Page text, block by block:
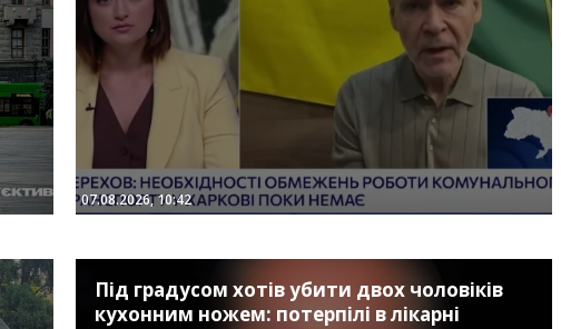
07.08.2026, 10:42
Під градусом хотів убити двох чоловіків
кухонним ножем: потерпілі в лікарні